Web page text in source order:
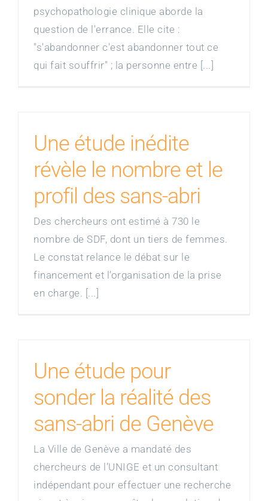
psychopathologie clinique aborde la
question de l'errance. Elle cite :
"s'abandonner c'est abandonner tout ce
qui fait souffrir" ; la personne entre [...]
Une étude inédite
révèle le nombre et le
profil des sans-abri
Des chercheurs ont estimé à 730 le
nombre de SDF, dont un tiers de femmes.
Le constat relance le débat sur le
financement et l’organisation de la prise
en charge. [...]
Une étude pour
sonder la réalité des
sans-abri de Genève
La Ville de Genève a mandaté des
chercheurs de l’UNIGE et un consultant
indépendant pour effectuer une recherche